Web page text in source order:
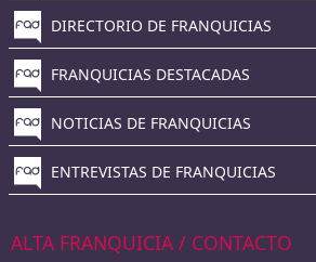
DIRECTORIO DE FRANQUICIAS
FRANQUICIAS DESTACADAS
NOTICIAS DE FRANQUICIAS
ENTREVISTAS DE FRANQUICIAS
ALTA FRANQUICIA / CONTACTO